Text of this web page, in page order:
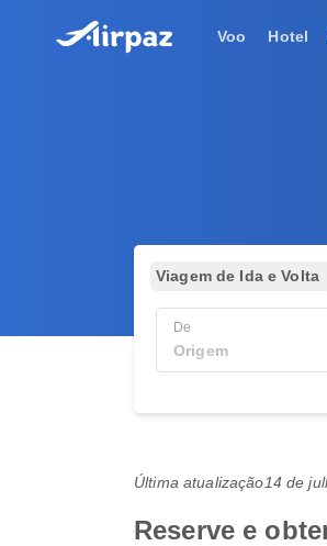
Voo Hotel
Viagem de Ida e Volta
De
Última atualização14 de
Reserve e